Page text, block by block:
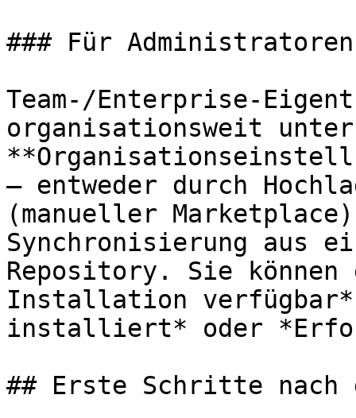
### Für Administratoren
Team-/Enterprise-
organisationsweit unter
— entweder durch
(manueller
Synchronisierung aus
Repository. Sie
Installation verfügbar*,
installiert* oder
## Erste Schritte